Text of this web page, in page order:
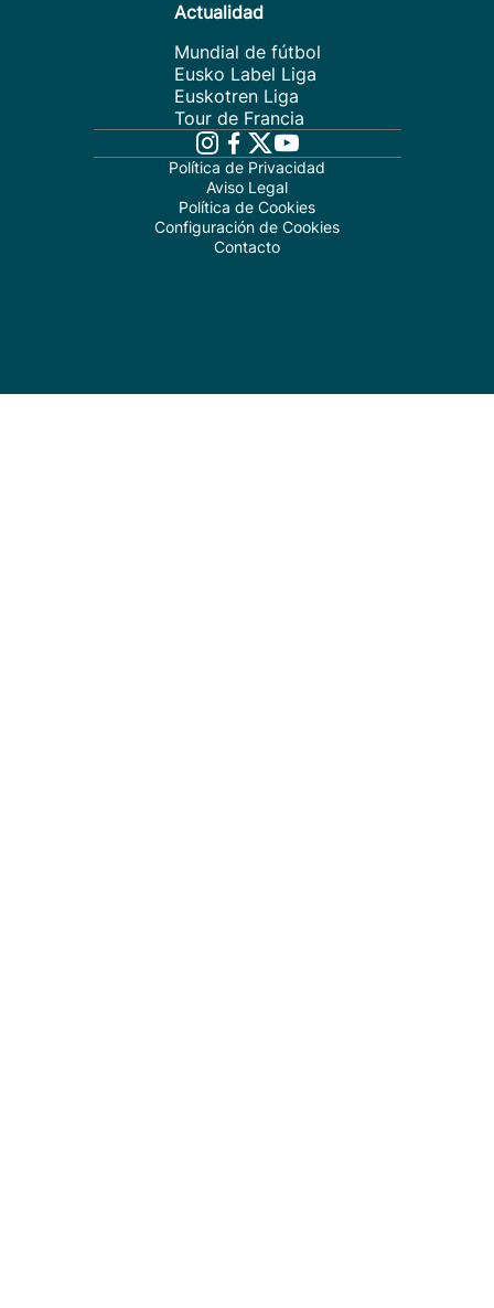
Actualidad
Mundial de fútbol
Eusko Label Liga
Euskotren Liga
Tour de Francia
Política de Privacidad
Aviso Legal
Política de Cookies
Configuración de Cookies
Contacto